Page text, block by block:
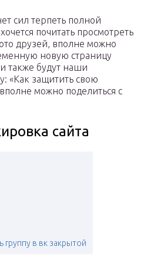
сил терпеть полной
почитать просмотреть
друзей, вполне можно
новую страницу
также будут наши
«Как защитить свою
можно поделиться с
сайта
группу в вк закрытой